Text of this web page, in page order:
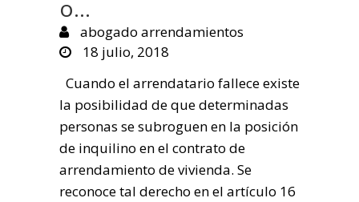
o…
abogado arrendamientos
18 julio, 2018
Cuando el arrendatario fallece existe
la posibilidad de que determinadas
personas se subroguen en la posición
de inquilino en el contrato de
arrendamiento de vivienda. Se
reconoce tal derecho en el artículo 16